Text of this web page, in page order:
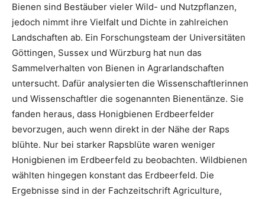
Bienen sind Bestäuber vieler Wild- und Nutzpflanzen,
jedoch nimmt ihre Vielfalt und Dichte in zahlreichen
Landschaften ab. Ein Forschungsteam der Universitäten
Göttingen, Sussex und Würzburg hat nun das
Sammelverhalten von Bienen in Agrarlandschaften
untersucht. Dafür analysierten die Wissenschaftlerinnen
und Wissenschaftler die sogenannten Bienentänze. Sie
fanden heraus, dass Honigbienen Erdbeerfelder
bevorzugen, auch wenn direkt in der Nähe der Raps
blühte. Nur bei starker Rapsblüte waren weniger
Honigbienen im Erdbeerfeld zu beobachten. Wildbienen
wählten hingegen konstant das Erdbeerfeld. Die
Ergebnisse sind in der Fachzeitschrift Agriculture,